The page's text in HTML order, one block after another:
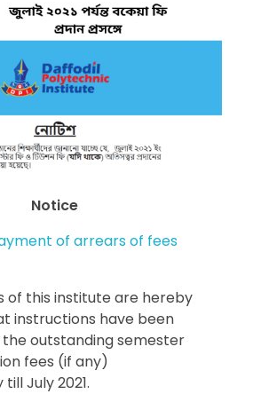
Notice
of arrears of fees
of this institute are hereby
instructions have been
outstanding semester
fees (if any)
July 2021.